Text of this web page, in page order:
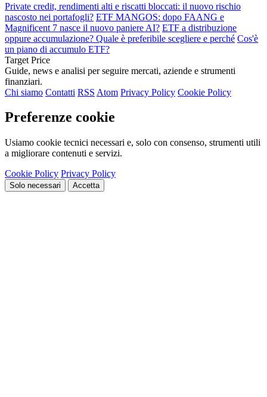
Private credit, rendimenti alti e riscatti bloccati: il nuovo rischio
nascosto nei portafogli? ETF MANGOS: dopo FAANG e
Magnificent 7 nasce il nuovo paniere AI? ETF a distribuzione
oppure accumulazione? Quale è preferibile scegliere e perché Cos'è
un piano di accumulo ETF?
Target Price
Guide, news e analisi per seguire mercati, aziende e strumenti
finanziari.
Chi siamo Contatti RSS Atom Privacy Policy Cookie Policy
Preferenze cookie
Usiamo cookie tecnici necessari e, solo con consenso, strumenti utili
a migliorare contenuti e servizi.
Cookie Policy Privacy Policy
Solo necessari Accetta